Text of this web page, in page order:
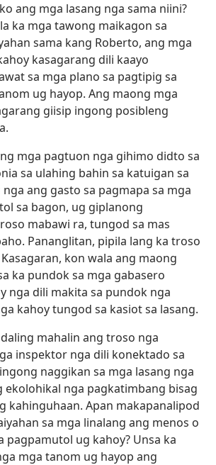
ang mga lasang nga sama niini?
ka mga tawong maikagon sa
sama kang Roberto, ang mga
kasagarang dili kaayo
sa mga plano sa pagtipig sa
ug hayop. Ang maong mga
giisip ingong posibleng
mga pagtuon nga gihimo didto sa
sa ulahing bahin sa katuigan sa
ang gasto sa pagmapa sa mga
sa bagon, ug giplanong
mabawi ra, tungod sa mas
Pananglitan, pipila lang ka troso
kon wala ang maong
ka pundok sa mga gabasero
nga dili makita sa pundok nga
kahoy tungod sa kasiot sa lasang.
mahalin ang troso nga
inspektor nga dili konektado sa
naggikan sa mga lasang nga
ekolohikal nga pagkatimbang bisag
kahinguhaan. Apan makapanalipod
sa mga linalang ang menos o
pagpamutol ug kahoy? Unsa ka
mga tanom ug hayop ang